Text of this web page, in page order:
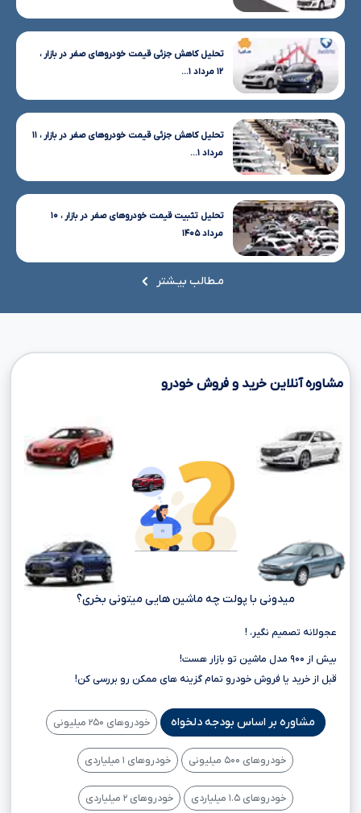
تحلیل کاهش جزئی قیمت خودروهای صفر در بازار ،
۱۲ مرداد ۱...
تحلیل کاهش جزئی قیمت خودروهای صفر در بازار ، ۱۱
مرداد ۱...
تحلیل تثبیت قیمت خودروهای صفر در بازار ، ۱۰
مرداد ۱۴۰۵
مـطالب بیـشتر
مشاوره آنلاین خرید و فروش خودرو
میدونی با پولت چه ماشین هایی میتونی بخری؟
عجولانه تصمیم نگیر، !
بیش از ۹۰۰ مدل ماشین تو بازار هست!
قبل از خرید یا فروش خودرو تمام گزینه های ممکن رو بررسی کن!
مشاوره بر اساس بودجه دلخواه خودروهای ۲۵۰ میلیونی
خودروهای ۵۰۰ میلیونی خودروهای ۱ میلیاردی
خودروهای ۱.۵ میلیاردی خودروهای ۲ میلیاردی